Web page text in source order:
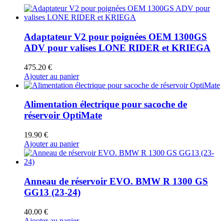
Adaptateur V2 pour poignées OEM 1300GS
ADV pour valises LONE RIDER et KRIEGA
475.20 €
Ajouter au panier
Alimentation électrique pour sacoche de
réservoir OptiMate
19.90 €
Ajouter au panier
Anneau de réservoir EVO. BMW R 1300 GS
GG13 (23-24)
40.00 €